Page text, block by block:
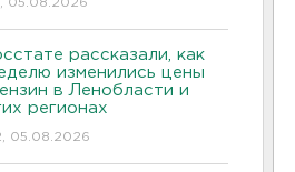
05.08.2026
рассказали, как
изменились цены
в Ленобласти и
регионах
05.08.2026